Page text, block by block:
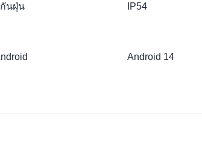
นฝุ่น IP54
Android 14